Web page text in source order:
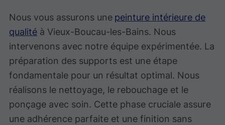
Nous vous assurons une peinture intérieure de
qualité à Vieux-Boucau-les-Bains. Nous
intervenons avec notre équipe expérimentée. La
préparation des supports est une étape
fondamentale pour un résultat optimal. Nous
réalisons le nettoyage, le rebouchage et le
ponçage avec soin. Cette phase cruciale assure
une adhérence parfaite et une finition sans